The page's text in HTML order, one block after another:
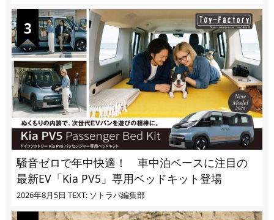
騒音ゼロで年中快適！ 車中泊ベースに注目の
最新EV「Kia PV5」専用ベッドキット登場
2026年8月5日 TEXT: ソトラバ編集部